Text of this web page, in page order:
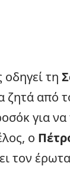
τη
ζητά από
για να
ο
τον